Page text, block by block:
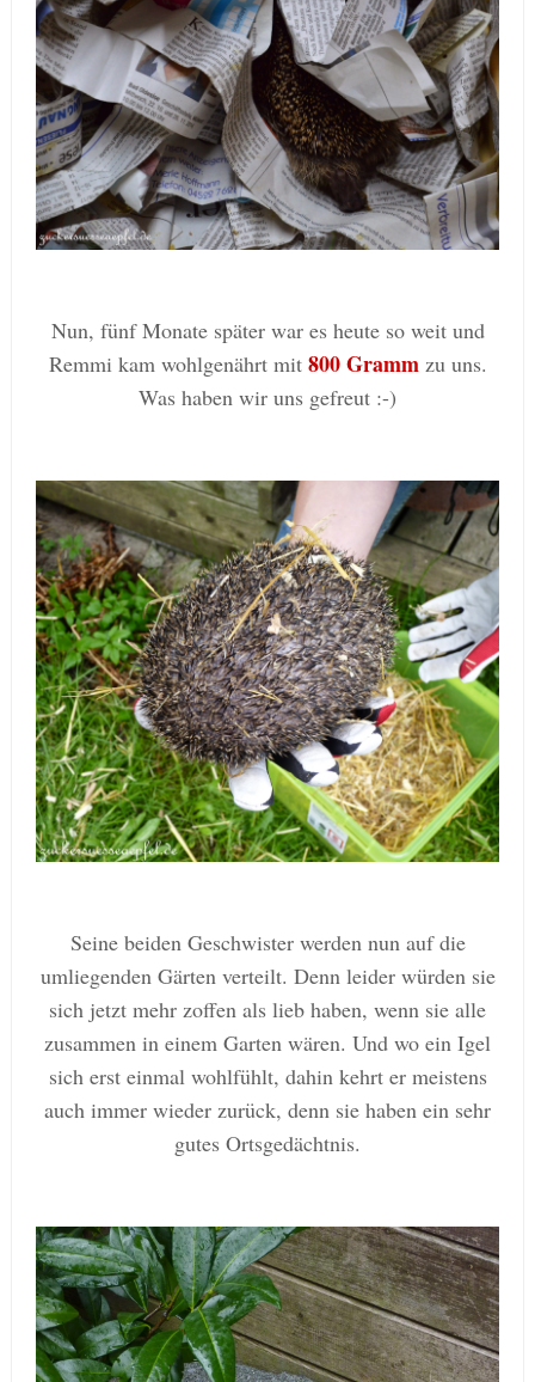
Nun, fünf Monate später war es heute so weit und
Remmi kam wohlgenährt mit 800 Grammzu uns.
Was haben wir uns gefreut :-)
Seine beiden Geschwister werden nun auf die
umliegenden Gärten verteilt. Denn leider würden sie
sich jetzt mehr zoffen als lieb haben, wenn sie alle
zusammen in einem Garten wären. Und wo ein Igel
sich erst einmal wohlfühlt, dahin kehrt er meistens
auch immer wieder zurück, denn sie haben ein sehr
gutes Ortsgedächtnis.